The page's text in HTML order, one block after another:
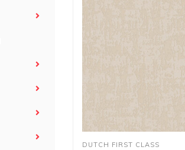
DUTCH FIRST CLASS